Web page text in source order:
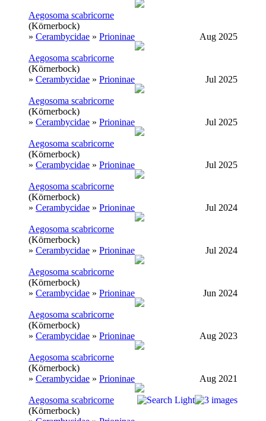
Aegosoma scabricorne
(Körnerbock)
» Cerambycidae » Prioninae Aug 2025
Aegosoma scabricorne
(Körnerbock)
» Cerambycidae » Prioninae Jul 2025
Aegosoma scabricorne
(Körnerbock)
» Cerambycidae » Prioninae Jul 2025
Aegosoma scabricorne
(Körnerbock)
» Cerambycidae » Prioninae Jul 2025
Aegosoma scabricorne
(Körnerbock)
» Cerambycidae » Prioninae Jul 2024
Aegosoma scabricorne
(Körnerbock)
» Cerambycidae » Prioninae Jul 2024
Aegosoma scabricorne
(Körnerbock)
» Cerambycidae » Prioninae Jun 2024
Aegosoma scabricorne
(Körnerbock)
» Cerambycidae » Prioninae Aug 2023
Aegosoma scabricorne
(Körnerbock)
» Cerambycidae » Prioninae Aug 2021
Aegosoma scabricorne
(Körnerbock)